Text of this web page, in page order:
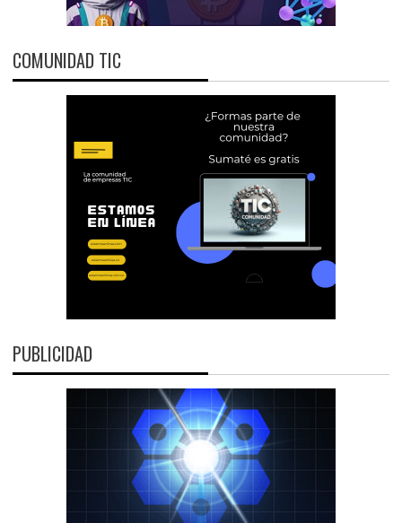
COMUNIDAD TIC
PUBLICIDAD